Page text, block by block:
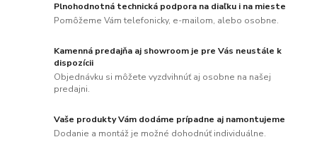
Plnohodnotná technická podpora na diaľku i na mieste
Pomôžeme Vám telefonicky, e-mailom, alebo osobne.
Kamenná predajňa aj showroom je pre Vás neustále k
dispozícii
Objednávku si môžete vyzdvihnúť aj osobne na našej
predajni.
Vaše produkty Vám dodáme prípadne aj namontujeme
Dodanie a montáž je možné dohodnúť individuálne.